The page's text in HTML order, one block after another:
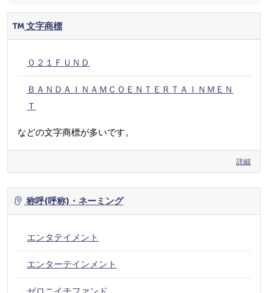
文字商標
０２１ＦＵＮＤ
ＢＡＮＤＡＩＮＡＭＣＯＥＮＴＥＲＴＡＩＮＭＥＮ
Ｔ
などの文字商標が多いです。
詳細
称呼(呼称)・ネーミング
エンタテイメント
エンターテインメント